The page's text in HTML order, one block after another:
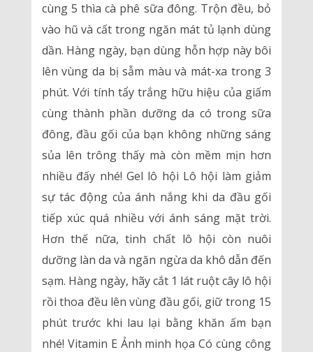
cùng 5 thìa cà phê sữa đông. Trộn đều, bỏ
vào hũ và cất trong ngăn mát tủ lạnh dùng
dần. Hàng ngày, bạn dùng hỗn hợp này bôi
lên vùng da bị sẫm màu và mát-xa trong 3
phút. Với tính tẩy trắng hữu hiệu của giấm
cùng thành phần dưỡng da có trong sữa
đông, đầu gối của bạn không những sáng
sủa lên trông thấy mà còn mềm mịn hơn
nhiều đấy nhé! Gel lô hội Lô hội làm giảm
sự tác động của ánh nắng khi da đầu gối
tiếp xúc quá nhiều với ánh sáng mặt trời.
Hơn thế nữa, tinh chất lô hội còn nuôi
dưỡng làn da và ngăn ngừa da khô dẫn đến
sạm. Hàng ngày, hãy cắt 1 lát ruột cây lô hội
rồi thoa đều lên vùng đầu gối, giữ trong 15
phút trước khi lau lại bằng khăn ấm bạn
nhé! Vitamin E Ảnh minh họa Có cùng công